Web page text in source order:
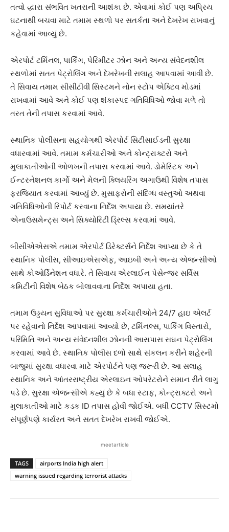
તત્વો દ્ધારા સંભવિત ખતરાની આશંકા છે. એવામાં કોઈ પણ અપ્રિય
ઘટનાથી બચવા માટે તમામ સ્થળો પર સતર્કતા અને દેખરેખ રાખવાનું
કહેવામાં આવ્યું છે.
એરપોર્ટ ટર્મિનલ, પાર્કિંગ, પેરિમીટર ઝોન અને અન્ય સંવેદનશીલ
સ્થળોમાં સતત પેટ્રોલિંગ અને દેખરેખની સલાહ આપવામાં આવી છે.
તે સિવાય તમામ સીસીટીવી સિસ્ટમને નોન સ્ટોપ એક્ટિવ મોડમાં
રાખવામાં આવે અને કોઈ પણ શંકાસ્પદ ગતિવિધિઓ જોવા મળે તો
તરત તેની તપાસ કરવામાં આવે.
સ્થાનિક પોલીસના સહયોગથી એરપોર્ટ સિટીસાઈડની સુરક્ષા
વધારવામાં આવે. તમામ કર્મચારીઓ અને કોન્ટ્રાક્ટરો અને
મુલાકાતીઓની ઓળખની તપાસ કરવામાં આવે. ડોમેસ્ટિક અને
ઈન્ટરનેશનલ કાર્ગો અને મેલની ક્લિયરિંગ અગાઉથી વિશેષ તપાસ
ફરજિયાત કરવામાં આવ્યું છે. મુસાફરોની સંદિગ્ધ વસ્તુઓ અથવા
ગતિવિધિઓની રિપોર્ટ કરવાના નિર્દેશ અપાયા છે. સમયાંતરે
એનાઉસમેન્ટ્સ અને સિક્યોરિટી ડ્રિલ્સ કરવામાં આવે.
બીસીએએસએ તમામ એરપોર્ટ ડિરેક્ટર્સને નિર્દેશ આપ્યા છે કે તે
સ્થાનિક પોલીસ, સીઆઇએસએફ, આઇબી અને અન્ય એજન્સીઓ
સાથે કોઓર્ડિનેશન વધારે. તે સિવાય એરલાઈન પેસેન્જર સર્વિસ
કમિટીની વિશેષ બેઠક બોલાવવાના નિર્દેશ અપાયા હતા.
તમામ ઉડ્ડયન સુવિધાઓ પર સુરક્ષા કર્મચારીઓને 24/7 હાઇ એલર્ટ
પર રહેવાનો નિર્દેશ આપવામાં આવ્યો છે, ટર્મિનલ્સ, પાર્કિંગ વિસ્તારો,
પરિમિતિ અને અન્ય સંવેદનશીલ ઝોનની આસપાસ સઘન પેટ્રોલિંગ
કરવામાં આવે છે. સ્થાનિક પોલીસ દળો સાથે સંકલન કરીને શહેરની
બાજુમાં સુરક્ષા વધારવા માટે એરપોર્ટને પણ જરૂરી છે. આ સલાહ
સ્થાનિક અને આંતરરાષ્ટ્રીય એરલાઇન ઓપરેટરોને સમાન રીતે લાગુ
પડે છે. સુરક્ષા એજન્સીએ કહ્યું છે કે બધા સ્ટાફ, કોન્ટ્રાક્ટરો અને
મુલાકાતીઓ માટે કડક ID તપાસ હોવી જોઈએ. બધી CCTV સિસ્ટમો
સંપૂર્ણપણે કાર્યરત અને સતત દેખરેખ રાખવી જોઈએ.
meetarticle
TAGS
airports India high alert
warning issued regarding terrorist attacks